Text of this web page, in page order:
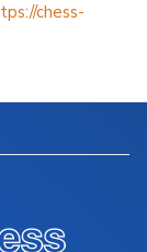
chess-